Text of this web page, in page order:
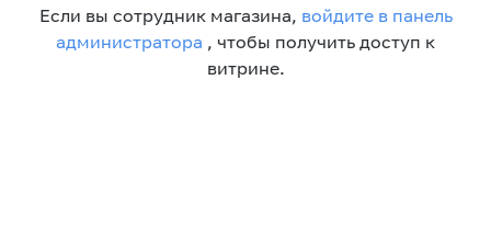
Если вы сотрудник магазина, войдите в панель
администратора , чтобы получить доступ к
витрине.